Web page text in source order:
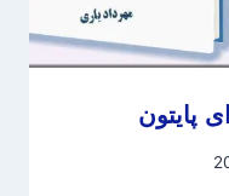
پایتون